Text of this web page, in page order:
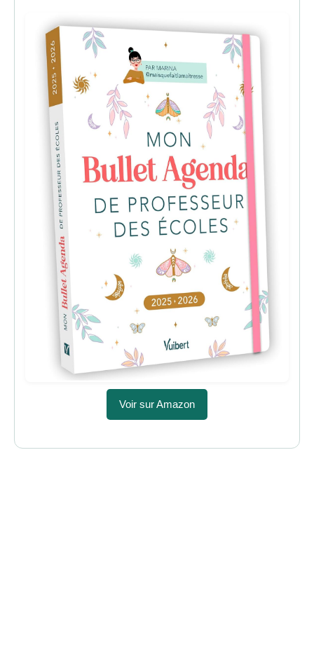
Voir sur Amazon